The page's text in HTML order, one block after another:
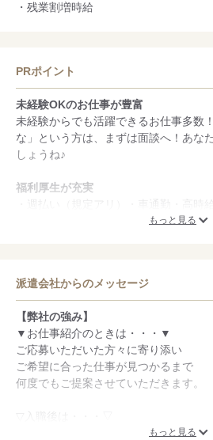
・残業割増時給
PRポイント
未経験OKのお仕事が豊富
未経験からでも活躍できるお仕事多数
な」という方は、まずは面談へ！あな
しょうね♪
福利厚生が充実
・週払い（規定アリ）・車通勤・高時
様々な特典がある案件多数！条件の良
活躍もうちにお任せください！
もっと見る
派遣会社からのメッセージ
【弊社の強み】
▼お仕事紹介のときは・・・▼
ご応募いただいた方々に寄り添い
ご希望に合った仕事が見つかるまで
何度でもご提案させていただきます。
専属担当者が付き、職場でのトラブル
もっと見る